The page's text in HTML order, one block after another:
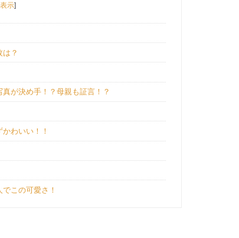
示]
？
が決め手！？母親も証言！？
わいい！！
この可愛さ！